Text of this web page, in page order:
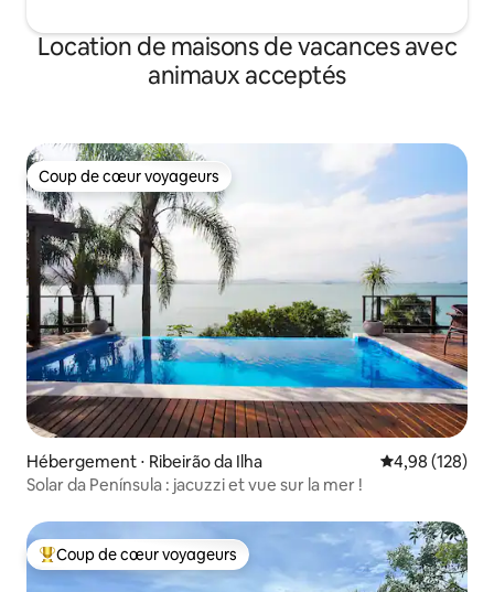
Location de maisons de vacances avec
animaux acceptés
Coup de cœur voyageurs
Coup de cœur voyageurs
Hébergement ⋅ Ribeirão da Ilha Évaluation
4,98 (128)
Solar da Península : jacuzzi et vue sur la mer !
Coups de cœur voyageurs les plus appréciés
Coup de cœur voyageurs